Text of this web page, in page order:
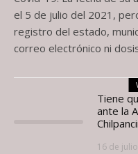
el 5 de julio del 2021,
registro del estado,
correo electrónico ni
Tiene
ante la
16 de